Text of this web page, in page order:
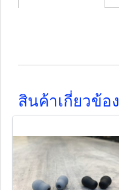
สินค้าเกี่ยวข้อง